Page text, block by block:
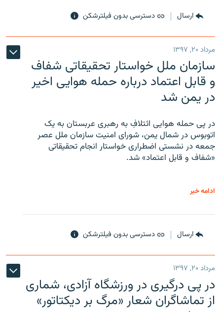
ارسال دسترسی بدون فیلترشکن
مرداد ۲۰, ۱۳۹۷
سازمان ملل خواستار تحقیقاتی شفاف
و قابل اعتماد درباره حمله هوایی اخیر
در یمن شد
در پی حمله هوایی ائتلافِ به رهبری عربستان به یک
اتوبوس در شمال یمن، شورای امنیت سازمان ملل عصر
جمعه در نشستی اضطراری خواستار انجام تحقیقاتی
«شفاف و قابل اعتماد» شد.
ادامه خبر
ارسال دسترسی بدون فیلترشکن
مرداد ۲۰, ۱۳۹۷
در پی درگیری در ورزشگاه آزادی، شماری
از تماشاگران شعار «مرگ بر دیکتاتور»